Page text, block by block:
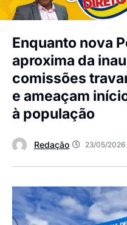
Enquanto nova
aproxima da
comissões
e ameaçam
à população
Redação 23/05/2026